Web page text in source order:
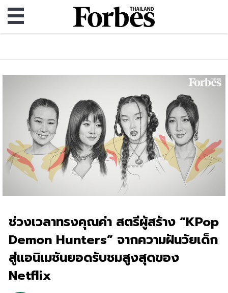
ช่วงเวลาทรงคุณค่า สตรีผู้สร้าง “KPop
Demon Hunters” จากความฝันวัยเด็ก
สู่แอนิเมชันยอดรับชมสูงสุดของ
Netflix